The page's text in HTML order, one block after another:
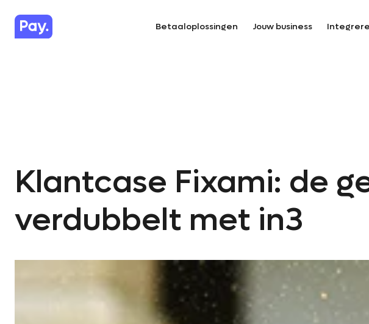
Betaaloplossingen Jouw business
Klantcase Fixami: de
verdubbelt met in3